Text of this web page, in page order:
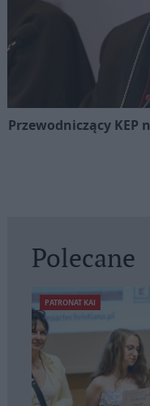
Przewodniczący
Polecane
PATRONAT KAI